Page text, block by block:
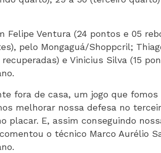
Ventura (24 pontos e 05
pelo Mongaguá/Shoppcril;
e Vinicius Silva (15
fora de casa, um jogo que fomos
melhorar nossa defesa no
placar. E, assim conseguindo
o técnico Marco Aurélio